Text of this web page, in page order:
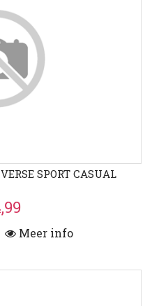
SPORT CASUAL
Meer info